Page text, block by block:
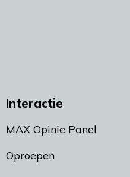
Interactie
MAX Opinie Panel
Oproepen